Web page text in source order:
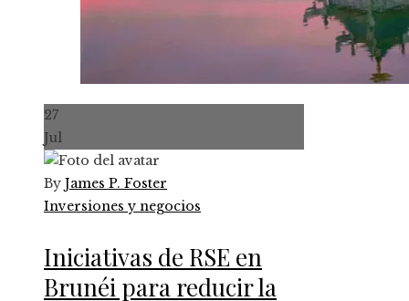
27
Jul
By James P. Foster
Inversiones y negocios
Iniciativas de RSE en
Brunéi para reducir la